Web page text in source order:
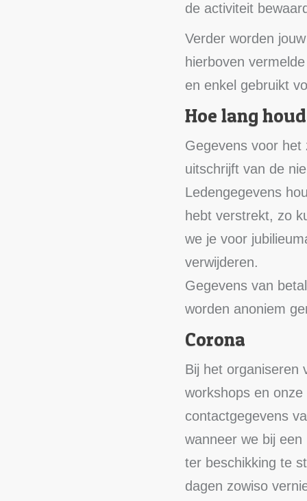
de activiteit
Verder worden
hierboven
en enkel gebruikt
Hoe lang
Gegevens voor het
uitschrijft van de
Ledengegevens
hebt verstrekt, zo
we je voor
verwijderen.
Gegevens van
worden anoniem
Corona
Bij het organiseren
workshops en
contactgegevens
wanneer we bij
ter beschikking te
dagen zowiso